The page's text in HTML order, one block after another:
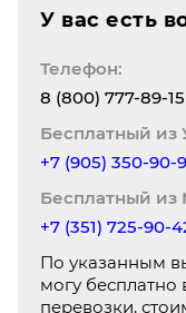
У вас есть
Телефон:
8 (800) 777-89-15
Бесплатный из
+7 (905) 350-90-
Бесплатный из
+7 (351) 725-90-
По указанным
могу бесплатно
перевозки,